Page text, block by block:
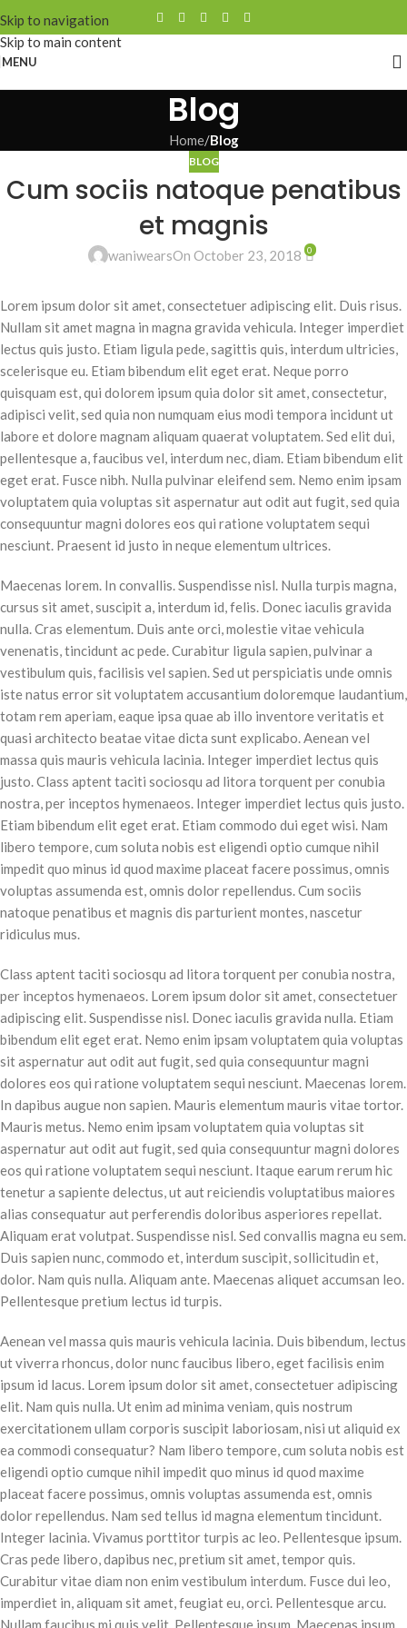
Skip to navigation
Skip to main content
MENU
Blog
Home/Blog
BLOG
Cum sociis natoque penatibus
et magnis
waniwearsOn October 23, 2018 0
Lorem ipsum dolor sit amet, consectetuer adipiscing elit. Duis risus.
Nullam sit amet magna in magna gravida vehicula. Integer imperdiet
lectus quis justo. Etiam ligula pede, sagittis quis, interdum ultricies,
scelerisque eu. Etiam bibendum elit eget erat. Neque porro
quisquam est, qui dolorem ipsum quia dolor sit amet, consectetur,
adipisci velit, sed quia non numquam eius modi tempora incidunt ut
labore et dolore magnam aliquam quaerat voluptatem. Sed elit dui,
pellentesque a, faucibus vel, interdum nec, diam. Etiam bibendum elit
eget erat. Fusce nibh. Nulla pulvinar eleifend sem. Nemo enim ipsam
voluptatem quia voluptas sit aspernatur aut odit aut fugit, sed quia
consequuntur magni dolores eos qui ratione voluptatem sequi
nesciunt. Praesent id justo in neque elementum ultrices.
Maecenas lorem. In convallis. Suspendisse nisl. Nulla turpis magna,
cursus sit amet, suscipit a, interdum id, felis. Donec iaculis gravida
nulla. Cras elementum. Duis ante orci, molestie vitae vehicula
venenatis, tincidunt ac pede. Curabitur ligula sapien, pulvinar a
vestibulum quis, facilisis vel sapien. Sed ut perspiciatis unde omnis
iste natus error sit voluptatem accusantium doloremque laudantium,
totam rem aperiam, eaque ipsa quae ab illo inventore veritatis et
quasi architecto beatae vitae dicta sunt explicabo. Aenean vel
massa quis mauris vehicula lacinia. Integer imperdiet lectus quis
justo. Class aptent taciti sociosqu ad litora torquent per conubia
nostra, per inceptos hymenaeos. Integer imperdiet lectus quis justo.
Etiam bibendum elit eget erat. Etiam commodo dui eget wisi. Nam
libero tempore, cum soluta nobis est eligendi optio cumque nihil
impedit quo minus id quod maxime placeat facere possimus, omnis
voluptas assumenda est, omnis dolor repellendus. Cum sociis
natoque penatibus et magnis dis parturient montes, nascetur
ridiculus mus.
Class aptent taciti sociosqu ad litora torquent per conubia nostra,
per inceptos hymenaeos. Lorem ipsum dolor sit amet, consectetuer
adipiscing elit. Suspendisse nisl. Donec iaculis gravida nulla. Etiam
bibendum elit eget erat. Nemo enim ipsam voluptatem quia voluptas
sit aspernatur aut odit aut fugit, sed quia consequuntur magni
dolores eos qui ratione voluptatem sequi nesciunt. Maecenas lorem.
In dapibus augue non sapien. Mauris elementum mauris vitae tortor.
Mauris metus. Nemo enim ipsam voluptatem quia voluptas sit
aspernatur aut odit aut fugit, sed quia consequuntur magni dolores
eos qui ratione voluptatem sequi nesciunt. Itaque earum rerum hic
tenetur a sapiente delectus, ut aut reiciendis voluptatibus maiores
alias consequatur aut perferendis doloribus asperiores repellat.
Aliquam erat volutpat. Suspendisse nisl. Sed convallis magna eu sem.
Duis sapien nunc, commodo et, interdum suscipit, sollicitudin et,
dolor. Nam quis nulla. Aliquam ante. Maecenas aliquet accumsan leo.
Pellentesque pretium lectus id turpis.
Aenean vel massa quis mauris vehicula lacinia. Duis bibendum, lectus
ut viverra rhoncus, dolor nunc faucibus libero, eget facilisis enim
ipsum id lacus. Lorem ipsum dolor sit amet, consectetuer adipiscing
elit. Nam quis nulla. Ut enim ad minima veniam, quis nostrum
exercitationem ullam corporis suscipit laboriosam, nisi ut aliquid ex
ea commodi consequatur? Nam libero tempore, cum soluta nobis est
eligendi optio cumque nihil impedit quo minus id quod maxime
placeat facere possimus, omnis voluptas assumenda est, omnis
dolor repellendus. Nam sed tellus id magna elementum tincidunt.
Integer lacinia. Vivamus porttitor turpis ac leo. Pellentesque ipsum.
Cras pede libero, dapibus nec, pretium sit amet, tempor quis.
Curabitur vitae diam non enim vestibulum interdum. Fusce dui leo,
imperdiet in, aliquam sit amet, feugiat eu, orci. Pellentesque arcu.
Nullam faucibus mi quis velit. Pellentesque ipsum. Maecenas ipsum